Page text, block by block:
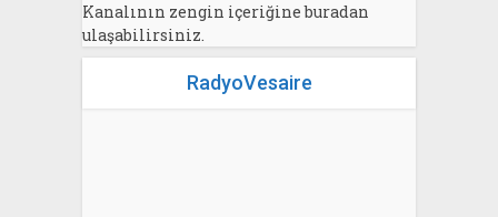
Kanalının zengin içeriğine buradan
ulaşabilirsiniz.
RadyoVesaire